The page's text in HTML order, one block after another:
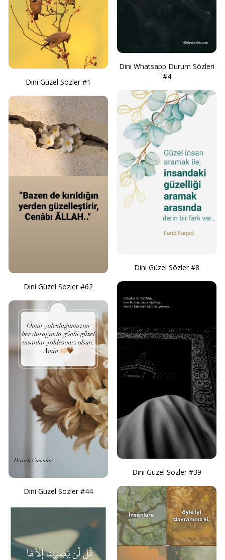
Dini Güzel Sözler #1
Dini Güzel Sözler #62
Dini Güzel Sözler #44
Dini Whatsapp Durum Sözleri
#4
Dini Güzel Sözler #8
Dini Güzel Sözler #39